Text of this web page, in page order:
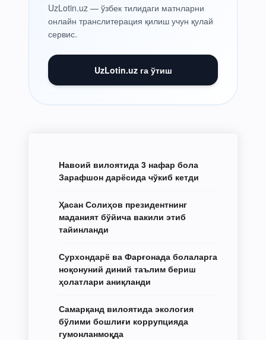
UzLotin.uz — ўзбек тилидаги матнларни
онлайн транслитерация қилиш учун қулай
сервис.
UzLotin.uz га ўтиш
Навоий вилоятида 3 нафар бола
Зарафшон дарёсида чўкиб кетди
Ҳасан Солиҳов президентнинг
маданият бўйича вакили этиб
тайинланди
Сурхондарё ва Фарғонада болаларга
ноқонуний диний таълим бериш
ҳолатлари аниқланди
Самарқанд вилоятида экология
бўлими бошлиғи коррупцияда
гумонланмоқда